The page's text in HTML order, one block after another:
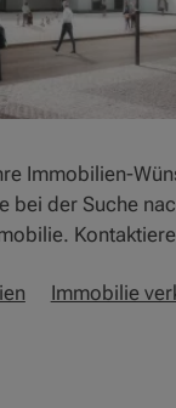
Immobilien-
bei der Suche
Immobilie